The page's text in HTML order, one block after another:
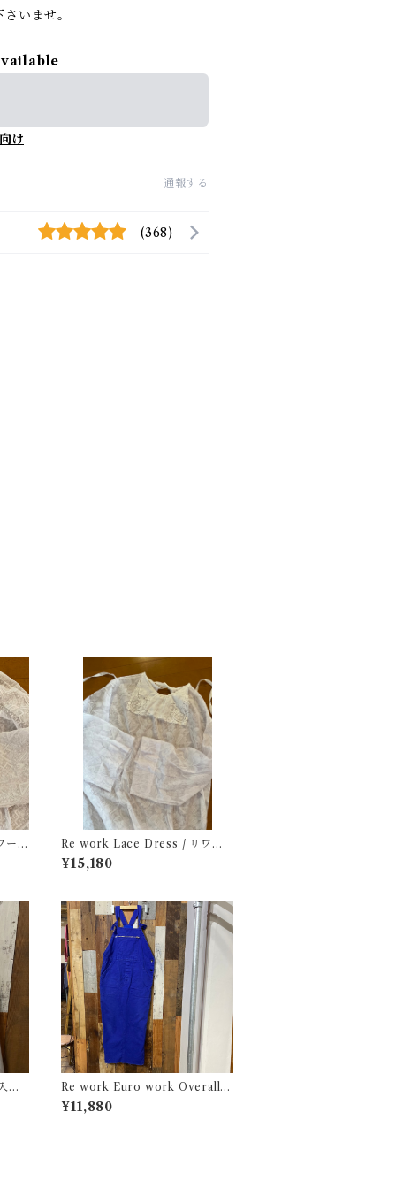
いませ。
け
通報する
(368)
ク
Re work Lace Dress / リワー
ク レース ドレス 古着
¥15,180
り
Re work Euro work Overall /
リワーク ユーロ ワーク オーバー
オール サロペット 古着
¥11,880